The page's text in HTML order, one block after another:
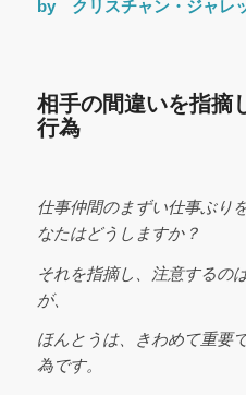
by クリスチャン・ジャレ
相手の間違いを指摘
行為
仕事仲間のまずい仕事ぶり
なたはどうしますか？
それを指摘し、注意するの
が、
ほんとうは、きわめて重要
為です。